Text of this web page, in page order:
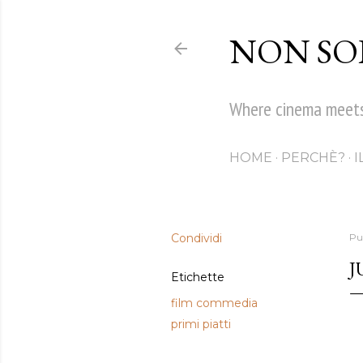
NON
Where cinema
HOME PERCHÈ?
Condividi
Etichette
film commedia
primi piatti